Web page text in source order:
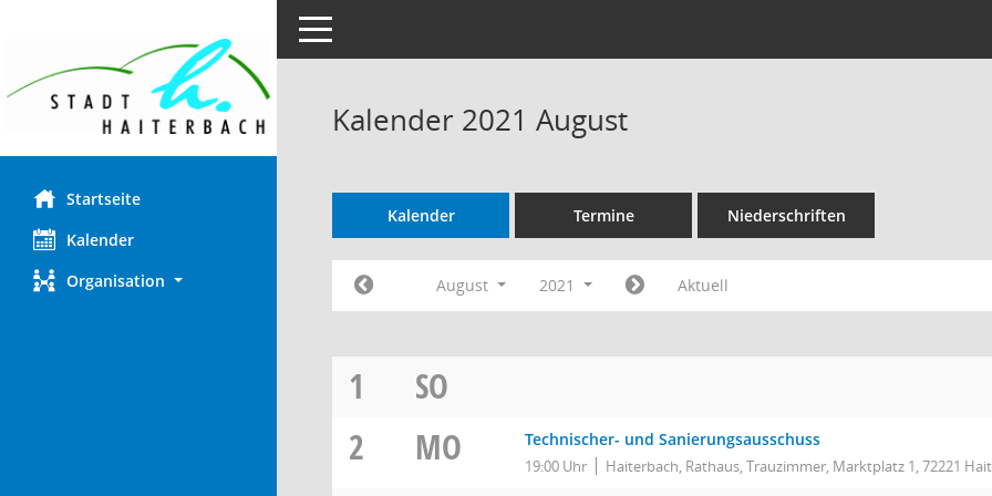
Startseite
Kalender
Organisation
Toggle navigation
Kalender 2021 August
Kalender Termine Niederschriften
August 2021 Aktuell
1
SO
2
MO Technischer- und Sanierungsausschuss
19:00 Uhr Haiterbach, Rathaus, Trauzimmer, Marktplatz 1, 72221